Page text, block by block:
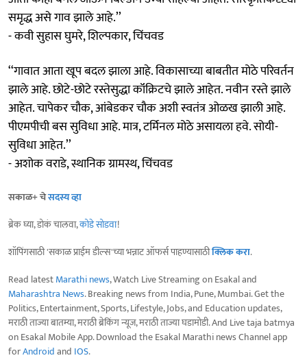
समृद्ध असे गाव झाले आहे.’’
- कवी सुहास घुमरे, शिल्पकार, चिंचवड
‘‘गावात आता खूप बदल झाला आहे. विकासाच्या बाबतीत मोठे परिवर्तन
झाले आहे. छोटे-छोटे रस्तेसुद्धा कॉंक्रिटचे झाले आहेत. नवीन रस्ते झाले
आहेत. चापेकर चौक, आंबेडकर चौक अशी स्वतंत्र ओळख झाली आहे.
पीएमपीची बस सुविधा आहे. मात्र, टर्मिनल मोठे असायला हवे. सोयी-
सुविधा आहेत.’’
- अशोक वराडे, स्थानिक ग्रामस्थ, चिंचवड
सकाळ+ चेसदस्य व्हा
ब्रेक घ्या, डोकं चालवा,कोडे सोडवा!
शॉपिंगसाठी 'सकाळ प्राईम डील्स'च्या भन्नाट ऑफर्स पाहण्यासाठीक्लिक करा.
Read latestMarathi news, Watch Live Streaming on Esakal and
Maharashtra News. Breaking news from India, Pune, Mumbai. Get the
Politics, Entertainment, Sports, Lifestyle, Jobs, and Education updates,
मराठी ताज्या बातम्या, मराठी ब्रेकिंग न्यूज, मराठी ताज्या घडामोडी. And Live taja batmya
on Esakal Mobile App. Download the Esakal Marathi news Channel app
forAndroidand IOS.